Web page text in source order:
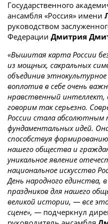
Государственного
ансамбля «Россия» имени
руководством
Федерации Дмитрия
«Вышитая карта России
из мощных, сакральных
объединив
воплотив в себе очень
нравственный интеллект,
говорим так серьезно.
России стала абсолютным
фундаментальных идей.
способствуя
нашего общества и
уникальное явление
национальное искусство
День народного единства,
праздников для нашего
великой истории, — все
сцене», — подчеркнул